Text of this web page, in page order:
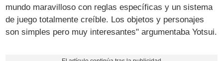
mundo maravilloso con reglas específicas y un sistema
de juego totalmente creíble. Los objetos y personajes
son simples pero muy interesantes" argumentaba Yotsui.